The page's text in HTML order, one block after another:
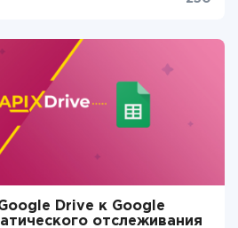
Drive к Google
отслеживания